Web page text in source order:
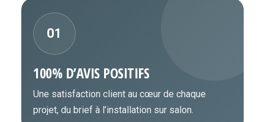
01
100% D’AVIS POSITIFS
Une satisfaction client au cœur de chaque
projet, du brief à l’installation sur salon.